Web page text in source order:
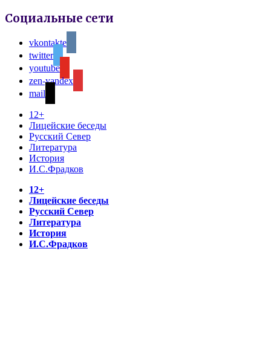
Социальные сети
vkontakte
twitter
youtube
zen-yandex
mail
12+
Лицейские беседы
Русский Север
Литература
История
И.С.Фрадков
12+
Лицейские беседы
Русский Север
Литература
История
И.С.Фрадков